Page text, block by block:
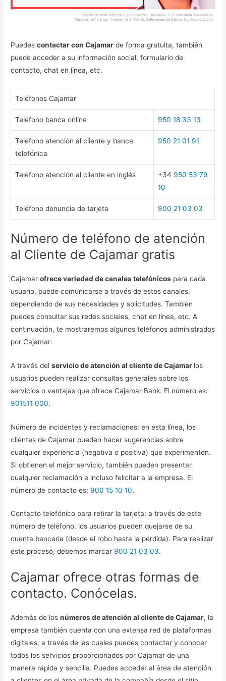
Puedescontactar con Cajamar de forma gratuita, también
puede acceder a su información social, formulario de
contacto, chat en línea, etc.
Teléfonos Cajamar
Teléfono banca online 950 18 33 13
Teléfono atención al cliente y banca
telefónica
950 21 01 91
Teléfono atención al cliente en inglés +34 950 53 79
10
Teléfono denuncia de tarjeta 900 21 03 03
Número de teléfono de atención
al Cliente de Cajamar gratis
Cajamarofrece variedad de canales telefónicos para cada
usuario, puede comunicarse a través de estos canales,
dependiendo de sus necesidades y solicitudes. También
puedes consultar sus redes sociales, chat en línea, etc. A
continuación, te mostraremos algunos teléfonos administrados
por Cajamar:
A través delservicio de atención al cliente de Cajamar los
usuarios pueden realizar consultas generales sobre los
servicios o ventajas que ofrece Cajamar Bank. El número es:
901511 000.
Número de incidentes y reclamaciones: en esta línea, los
clientes de Cajamar pueden hacer sugerencias sobre
cualquier experiencia (negativa o positiva) que experimenten.
Si obtienen el mejor servicio, también pueden presentar
cualquier reclamación e incluso felicitar a la empresa. El
número de contacto es: 900 15 10 10.
Contacto telefónico para retirar la tarjeta: a través de este
número de teléfono, los usuarios pueden quejarse de su
cuenta bancaria (desde el robo hasta la pérdida). Para realizar
este proceso, debemos marcar 900 21 03 03.
Cajamar ofrece otras formas de
contacto. Conócelas.
Además de losnúmeros de atención al cliente de Cajamar, la
empresa también cuenta con una extensa red de plataformas
digitales, a través de las cuales puedes contactar y conocer
todos los servicios proporcionados por Cajamar de una
manera rápida y sencilla. Puedes acceder al área de atención